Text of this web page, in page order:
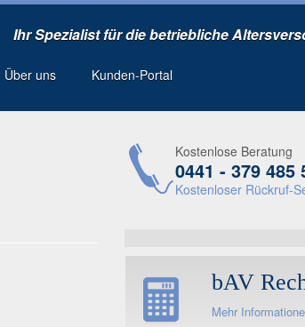
Ihr Spezialist für die betriebliche
Über uns Kunden-Portal
Kostenlose Beratung
0441 - 379 485
Kostenloser Rückruf-
bAV
Mehr